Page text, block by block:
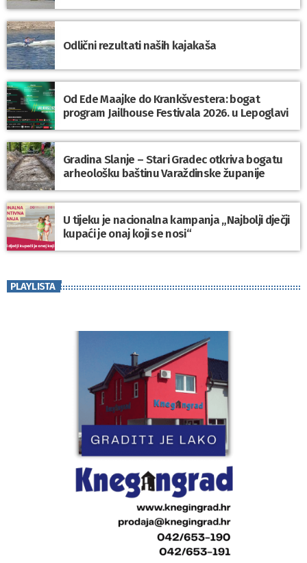
Odlični rezultati naših kajakaša
Od Ede Maajke do Krankšvestera: bogat
program Jailhouse Festivala 2026. u Lepoglavi
Gradina Slanje – Stari Gradec otkriva bogatu
arheološku baštinu Varaždinske županije
U tijeku je nacionalna kampanja „Najbolji dječji
kupaći je onaj koji se nosi“
PLAYLISTA